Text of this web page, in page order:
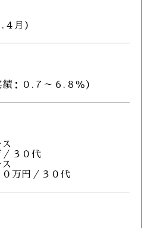
４月）
：０.７～６.８％）
３０代
万円／３０代